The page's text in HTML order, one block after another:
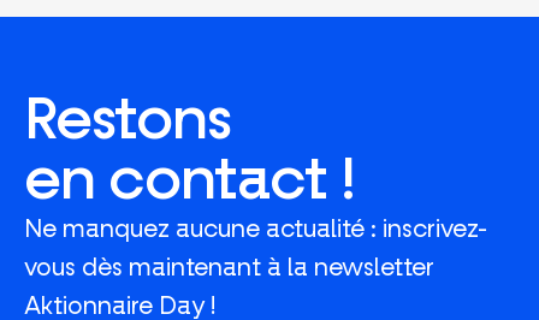
Restons
en contact !
Ne manquez aucune actualité : inscrivez-
vous dès maintenant à la newsletter
Aktionnaire Day !